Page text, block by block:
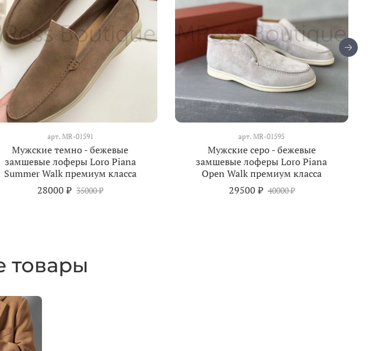
арт. MR-01591
Мужские темно - бежевые
замшевые лоферы Loro Piana
Summer Walk премиум класса
28000 ₽ 35000 ₽
арт.MR-01595
Мужские серо - бежевые
замшевые лоферы Loro Piana
Open Walk премиум класса
29500 ₽ 40000 ₽
товары